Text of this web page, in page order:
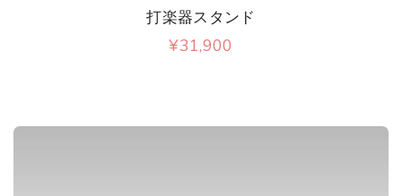
打楽器スタンド
¥31,900